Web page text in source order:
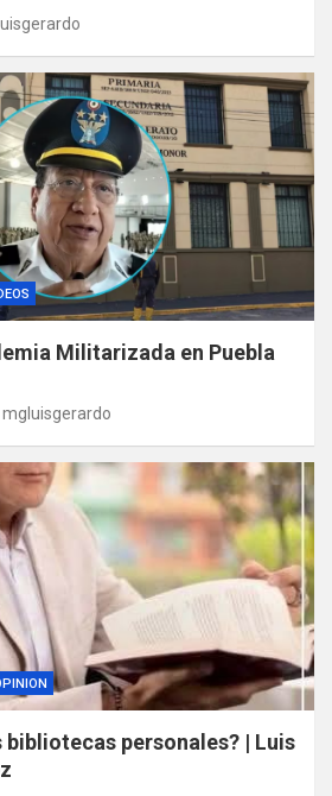
Militarizada en Puebla
mgluisgerardo
bibliotecas personales? | Luis